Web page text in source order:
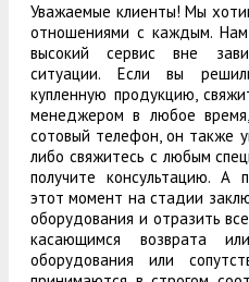
Уважаемые клиенты! Мы
отношениями с каждым.
высокий сервис вне
ситуации. Если вы
купленную продукцию,
менеджером в любое
сотовый телефон, он также
либо свяжитесь с любым
получите консультацию. А
этот момент на стадии
оборудования и отразить
касающимся возврата
оборудования или